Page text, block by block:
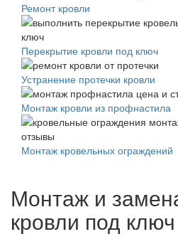
Ремонт кровли
Перекрытие кровли под ключ
Устранение протечки кровли
Монтаж кровли из профнастила
Монтаж кровельных ограждений
Монтаж и
кровли под ключ